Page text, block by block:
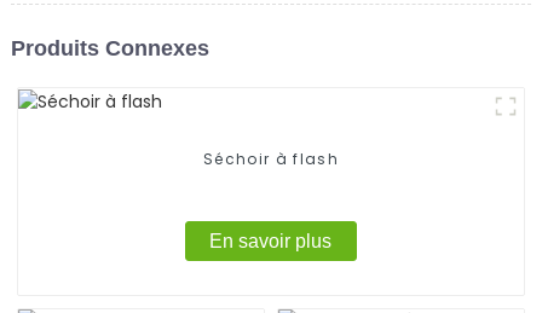
Produits Connexes
Séchoir à flash
En savoir plus